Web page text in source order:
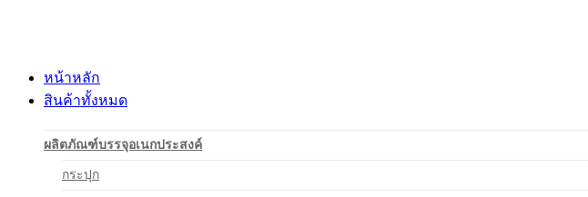
หน้าหลัก
สินค้าทั้งหมด
ผลิตภัณฑ์บรรจุอเนกประสงค์
กระปุก